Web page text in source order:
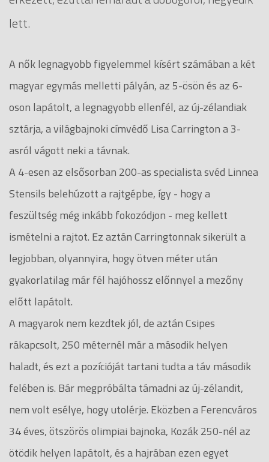
lett.
A nők legnagyobb figyelemmel kísért számában a két
magyar egymás melletti pályán, az 5-ösön és az 6-
oson lapátolt, a legnagyobb ellenfél, az új-zélandiak
sztárja, a világbajnoki címvédő Lisa Carrington a 3-
asról vágott neki a távnak.
A 4-esen az elsősorban 200-as specialista svéd Linnea
Stensils belehúzott a rajtgépbe, így - hogy a
feszültség még inkább fokozódjon - meg kellett
ismételni a rajtot. Ez aztán Carringtonnak sikerült a
legjobban, olyannyira, hogy ötven méter után
gyakorlatilag már fél hajóhossz előnnyel a mezőny
előtt lapátolt.
A magyarok nem kezdtek jól, de aztán Csipes
rákapcsolt, 250 méternél már a második helyen
haladt, és ezt a pozícióját tartani tudta a táv második
felében is. Bár megpróbálta támadni az új-zélandit,
nem volt esélye, hogy utolérje. Eközben a Ferencváros
34 éves, ötszörös olimpiai bajnoka, Kozák 250-nél az
ötödik helyen lapátolt, és a hajrában ezen egyet